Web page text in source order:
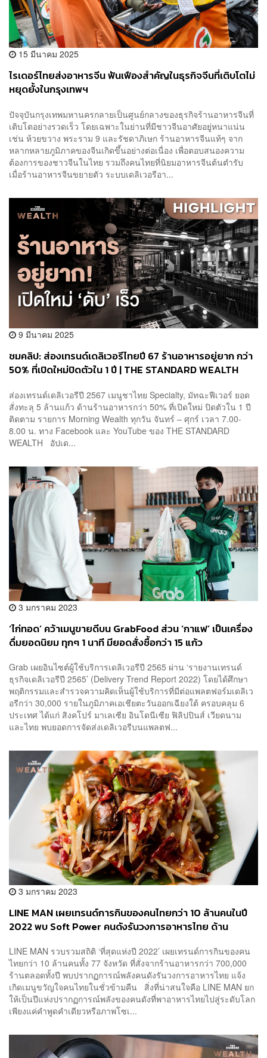
15 มีนาคม 2025
ไรเดอร์ไทยส่งอาหารจีน ฟันเฟืองสำคัญในธุรกิจจีนที่เติบโตไม่
หยุดยั้งในกรุงเทพฯ
ปัจจุบันกรุงเทพมหานครกลายเป็นศูนย์กลางของธุรกิจร้านอาหารจีนที่
เติบโตอย่างรวดเร็ว โดยเฉพาะในย่านที่มีชาวจีนอาศัยอยู่หนาแน่น
เช่น ห้วยขวาง พระราม 9 และรัชดาภิเษก ร้านอาหารจีนแท้ๆ จาก
หลากหลายภูมิภาคของจีนเกิดขึ้นอย่างต่อเนื่อง เพื่อตอบสนองความ
ต้องการของชาวจีนในไทย รวมถึงคนไทยที่นิยมอาหารจีนต้นตำรับ
เมื่อร้านอาหารจีนขยายตัว ระบบเดลิเวอรีอา...
9 มีนาคม 2025
ชมคลิป: ส่องเทรนด์เดลิเวอรีไทยปี 67 ร้านอาหารอยู่ยาก กว่า
50% ที่เปิดใหม่ปิดตัวใน 1 ปี | THE STANDARD WEALTH
ส่องเทรนด์เดลิเวอรีปี 2567 เมนูชาไทย Specialty, มัทฉะฟีเวอร์ ยอด
สั่งทะลุ 5 ล้านแก้ว ด้านร้านอาหารกว่า 50% ที่เปิดใหม่ ปิดตัวใน 1 ปี
ติดตาม รายการ Morning Wealth ทุกวัน จันทร์ – ศุกร์ เวลา 7.00-
8.00 น. ทาง Facebook และ YouTube ของ THE STANDARD
WEALTH อัปเด...
3 มกราคม 2023
‘ไก่ทอด’ คว้าเมนูขายดีบน GrabFood ส่วน ‘กาแฟ’ เป็นเครื่อง
ดื่มยอดนิยม ทุกๆ 1 นาที มียอดสั่งซื้อกว่า 15 แก้ว
Grab เผยอินไซต์ผู้ใช้บริการเดลิเวอรีปี 2565 ผ่าน ‘รายงานเทรนด์
ธุรกิจเดลิเวอรีปี 2565’ (Delivery Trend Report 2022) โดยได้ศึกษา
พฤติกรรมและสำรวจความคิดเห็นผู้ใช้บริการที่มีต่อแพลตฟอร์มเดลิเว
อรีกว่า 30,000 รายในภูมิภาคเอเชียตะวันออกเฉียงใต้ ครอบคลุม 6
ประเทศ ได้แก่ สิงคโปร์ มาเลเซีย อินโดนีเซีย ฟิลิปปินส์ เวียดนาม
และไทย พบยอดการจัดส่งเดลิเวอรีบนแพลตฟ...
3 มกราคม 2023
LINE MAN เผยเทรนด์การกินของคนไทยกว่า 10 ล้านคนในปี
2022 พบ Soft Power คนดังรันวงการอาหารไทย ด้าน
LINE MAN รวบรวมสถิติ ‘ที่สุดแห่งปี 2022’ เผยเทรนด์การกินของคน
ไทยกว่า 10 ล้านคนทั้ง 77 จังหวัด ที่สั่งจากร้านอาหารกว่า 700,000
ร้านตลอดทั้งปี พบปรากฏการณ์พลังคนดังรันวงการอาหารไทย แจ้ง
เกิดเมนูขวัญใจคนไทยในชั่วข้ามคืน สิ่งที่น่าสนใจคือ LINE MAN ยก
ให้เป็นปีแห่งปรากฏการณ์พลังของคนดังที่พาอาหารไทยไปสู่ระดับโลก
เพียงแค่คำพูดคำเดียวหรือภาพโซเ...